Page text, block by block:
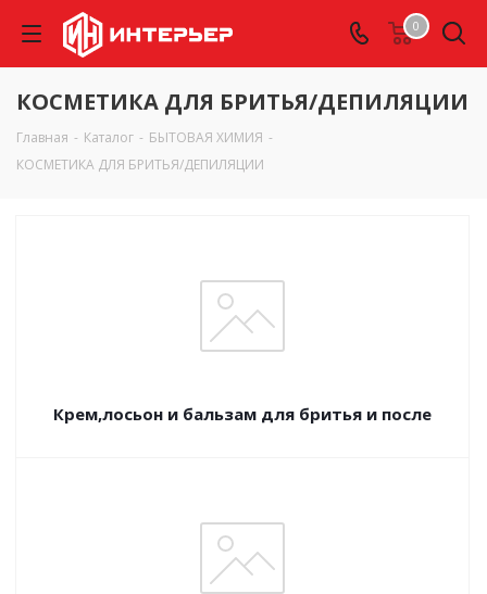
0
КОСМЕТИКА ДЛЯ БРИТЬЯ/ДЕПИЛЯЦИИ
Главная - Каталог - БЫТОВАЯ ХИМИЯ -
КОСМЕТИКА ДЛЯ БРИТЬЯ/ДЕПИЛЯЦИИ
Крем,лосьон и бальзам для бритья и после